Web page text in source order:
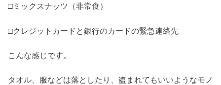
□ミックスナッツ（非常食）
□クレジットカードと銀行のカードの緊急連絡先
こんな感じです。
タオル、服などは落としたり、盗まれてもいいようなモノ